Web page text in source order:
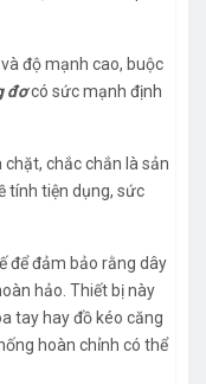
độ mạnh cao, buộc
đơcó sức mạnh định
chắc chắn là sản
tính tiện dụng, sức
để đảm bảo rằng dây
hảo. Thiết bị này
tay hay đồ kéo căng
hoàn chỉnh có thể